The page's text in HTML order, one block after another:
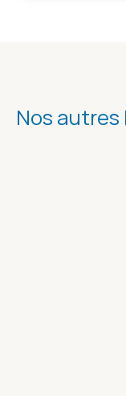
Nos autres